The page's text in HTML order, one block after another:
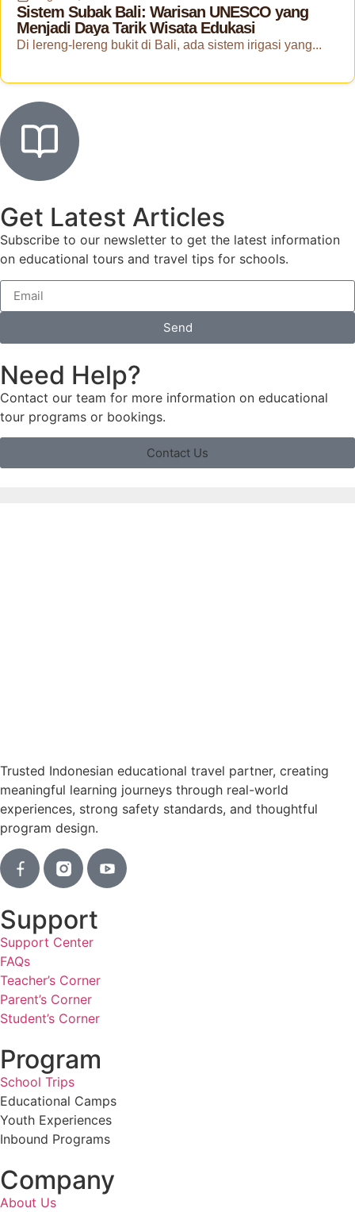
Sistem Subak Bali: Warisan UNESCO yang
Menjadi Daya Tarik Wisata Edukasi
Di lereng-lereng bukit di Bali, ada sistem irigasi yang...
Get Latest Articles
Subscribe to our newsletter to get the latest information
on educational tours and travel tips for schools.
Send
Need Help?
Contact our team for more information on educational
tour programs or bookings.
Contact Us
Trusted Indonesian educational travel partner, creating
meaningful learning journeys through real-world
experiences, strong safety standards, and thoughtful
program design.
Support
Support Center
FAQs
Teacher’s Corner
Parent’s Corner
Student’s Corner
Program
School Trips
Educational Camps
Youth Experiences
Inbound Programs
Company
About Us